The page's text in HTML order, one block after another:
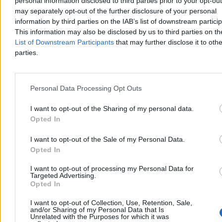
may separately opt-out of the further disclosure of your personal
information by third parties on the IAB’s list of downstream
This information may also be disclosed by us to third parties on
List of Downstream Participants that may further disclose it to
parties.
Personal Data Processing Opt Outs
I want to opt-out of the Sharing of my personal data.
Opted In
I want to opt-out of the Sale of my Personal Data.
Opted In
I want to opt-out of processing my Personal Data for
Targeted Advertising.
Opted In
I want to opt-out of Collection, Use, Retention, Sale,
and/or Sharing of my Personal Data that Is
Unrelated with the Purposes for which it was
Świat